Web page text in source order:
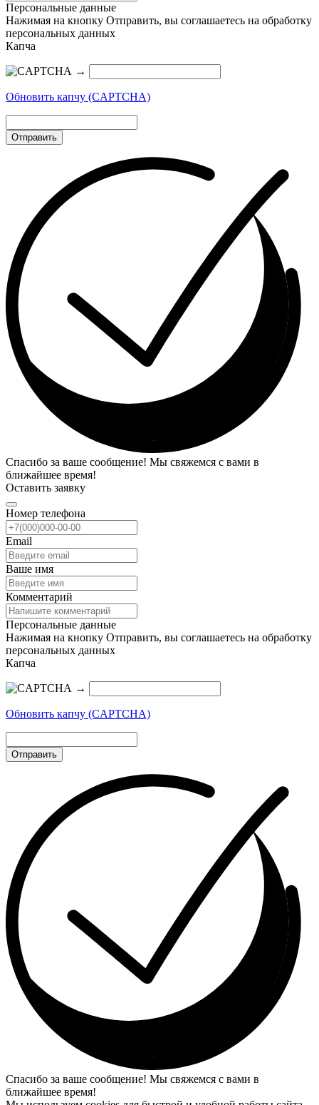
Персональные данные
Нажимая на кнопку Отправить, вы соглашаетесь на обработку
персональных данных
Капча
→
Обновить капчу (CAPTCHA)
Отправить
Спасибо за ваше сообщение! Мы свяжемся с вами в
ближайшее время!
Оставить заявку
Номер телефона
Email
Ваше имя
Комментарий
Персональные данные
Нажимая на кнопку Отправить, вы соглашаетесь на обработку
персональных данных
Капча
→
Обновить капчу (CAPTCHA)
Отправить
Спасибо за ваше сообщение! Мы свяжемся с вами в
ближайшее время!